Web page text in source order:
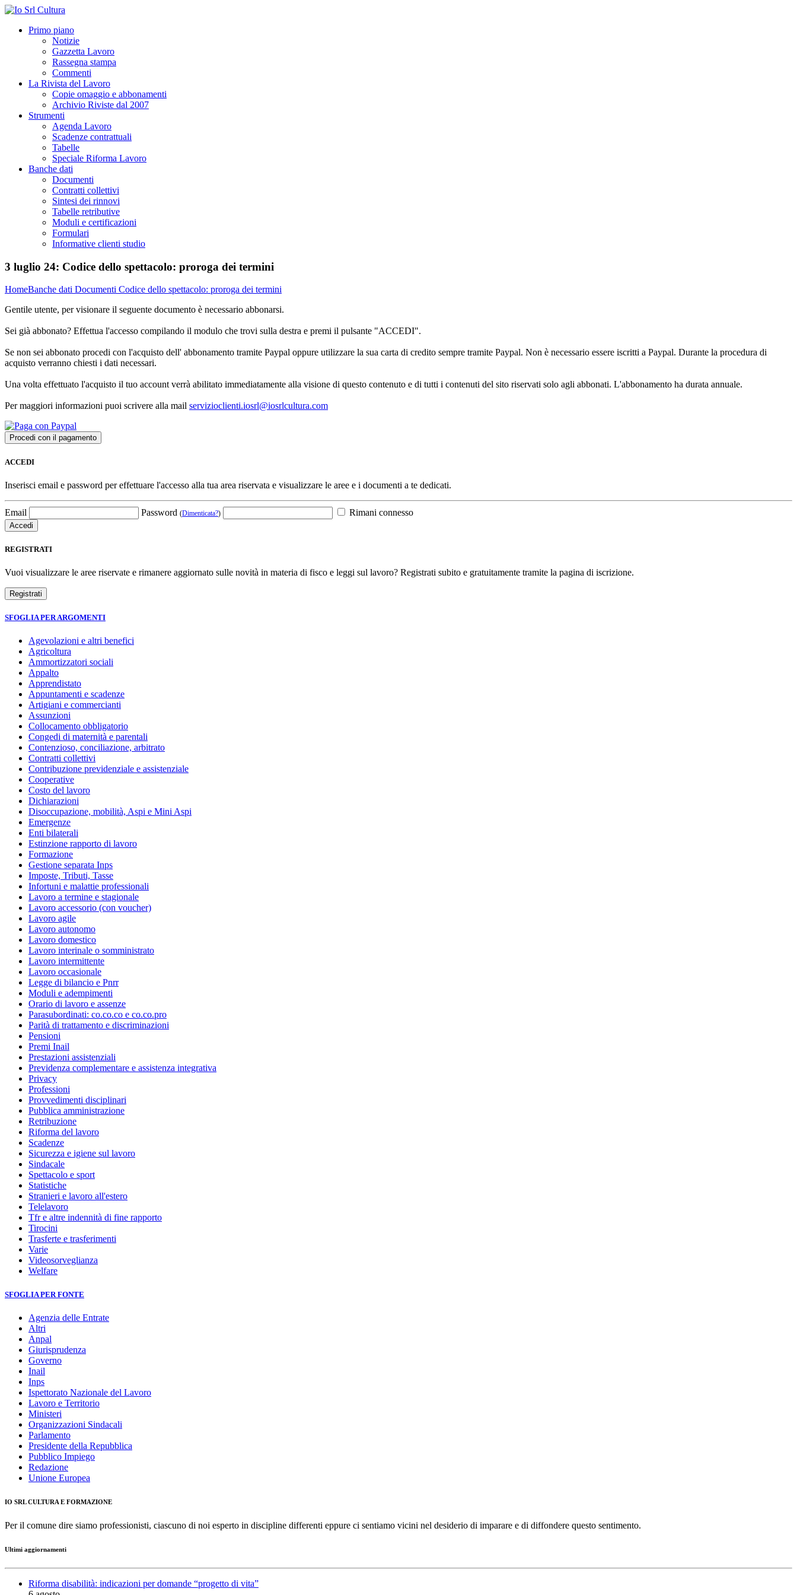
Primo piano
Notizie
Gazzetta Lavoro
Rassegna stampa
Commenti
La Rivista del Lavoro
Copie omaggio e abbonamenti
Archivio Riviste dal 2007
Strumenti
Agenda Lavoro
Scadenze contrattuali
Tabelle
Speciale Riforma Lavoro
Banche dati
Documenti
Contratti collettivi
Sintesi dei rinnovi
Tabelle retributive
Moduli e certificazioni
Formulari
Informative clienti studio
3 luglio 24: Codice dello spettacolo: proroga dei termini
HomeBanche dati Documenti Codice dello spettacolo: proroga dei termini
Gentile utente, per visionare il seguente documento è necessario abbonarsi.
Sei già abbonato? Effettua l'accesso compilando il modulo che trovi sulla destra e premi il pulsante "ACCEDI".
Se non sei abbonato procedi con l'acquisto dell' abbonamento tramite Paypal oppure utilizzare la sua carta di credito sempre tramite Paypal. Non è necessario essere iscritti a Paypal. Durante la procedura di
acquisto verranno chiesti i dati necessari.
Una volta effettuato l'acquisto il tuo account verrà abilitato immediatamente alla visione di questo contenuto e di tutti i contenuti del sito riservati solo agli abbonati. L'abbonamento ha durata annuale.
Per maggiori informazioni puoi scrivere alla mail servizioclienti.iosrl@iosrlcultura.com
ACCEDI
Inserisci email e password per effettuare l'accesso alla tua area riservata e visualizzare le aree e i documenti a te dedicati.
Email Password (Dimenticata?) Rimani connesso
REGISTRATI
Vuoi visualizzare le aree riservate e rimanere aggiornato sulle novità in materia di fisco e leggi sul lavoro? Registrati subito e gratuitamente tramite la pagina di iscrizione.
SFOGLIA PER ARGOMENTI
Agevolazioni e altri benefici
Agricoltura
Ammortizzatori sociali
Appalto
Apprendistato
Appuntamenti e scadenze
Artigiani e commercianti
Assunzioni
Collocamento obbligatorio
Congedi di maternità e parentali
Contenzioso, conciliazione, arbitrato
Contratti collettivi
Contribuzione previdenziale e assistenziale
Cooperative
Costo del lavoro
Dichiarazioni
Disoccupazione, mobilità, Aspi e Mini Aspi
Emergenze
Enti bilaterali
Estinzione rapporto di lavoro
Formazione
Gestione separata Inps
Imposte, Tributi, Tasse
Infortuni e malattie professionali
Lavoro a termine e stagionale
Lavoro accessorio (con voucher)
Lavoro agile
Lavoro autonomo
Lavoro domestico
Lavoro interinale o somministrato
Lavoro intermittente
Lavoro occasionale
Legge di bilancio e Pnrr
Moduli e adempimenti
Orario di lavoro e assenze
Parasubordinati: co.co.co e co.co.pro
Parità di trattamento e discriminazioni
Pensioni
Premi Inail
Prestazioni assistenziali
Previdenza complementare e assistenza integrativa
Privacy
Professioni
Provvedimenti disciplinari
Pubblica amministrazione
Retribuzione
Riforma del lavoro
Scadenze
Sicurezza e igiene sul lavoro
Sindacale
Spettacolo e sport
Statistiche
Stranieri e lavoro all'estero
Telelavoro
Tfr e altre indennità di fine rapporto
Tirocini
Trasferte e trasferimenti
Varie
Videosorveglianza
Welfare
SFOGLIA PER FONTE
Agenzia delle Entrate
Altri
Anpal
Giurisprudenza
Governo
Inail
Inps
Ispettorato Nazionale del Lavoro
Lavoro e Territorio
Ministeri
Organizzazioni Sindacali
Parlamento
Presidente della Repubblica
Pubblico Impiego
Redazione
Unione Europea
IO SRL CULTURA E FORMAZIONE
Per il comune dire siamo professionisti, ciascuno di noi esperto in discipline differenti eppure ci sentiamo vicini nel desiderio di imparare e di diffondere questo sentimento.
Ultimi aggiornamenti
Riforma disabilità: indicazioni per domande “progetto di vita”